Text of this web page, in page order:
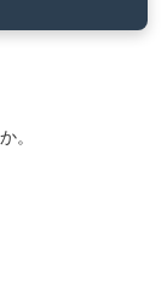
。